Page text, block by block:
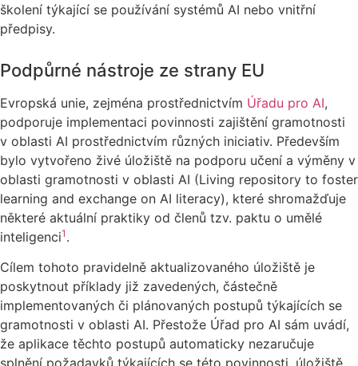
školení týkající se používání systémů AI nebo vnitřní
předpisy.
Podpůrné nástroje ze strany EU
Evropská unie, zejména prostřednictvím Úřadu pro AI,
podporuje implementaci povinnosti zajištění gramotnosti
v oblasti AI prostřednictvím různých iniciativ. Především
bylo vytvořeno živé úložiště na podporu učení a výměny v
oblasti gramotnosti v oblasti AI (Living repository to foster
learning and exchange on AI literacy), které shromažďuje
některé aktuální praktiky od členů tzv. paktu o umělé
inteligenci1 .
Cílem tohoto pravidelně aktualizovaného úložiště je
poskytnout příklady již zavedených, částečně
implementovaných či plánovaných postupů týkajících se
gramotnosti v oblasti AI. Přestože Úřad pro AI sám uvádí,
že aplikace těchto postupů automaticky nezaručuje
splnění požadavků týkajících se této povinnosti, úložiště